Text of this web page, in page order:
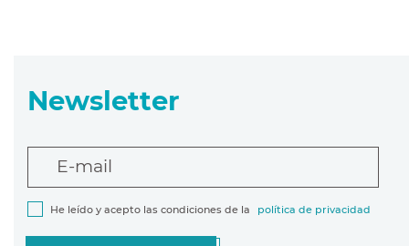
Newsletter
E-mail
He leído y acepto las condiciones de la política de privacidad